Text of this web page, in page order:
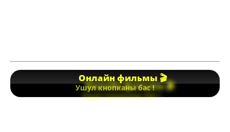
Онлайн фильмы 🎬
Ушул кнопканы бас !